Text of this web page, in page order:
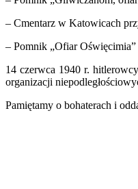
– Cmentarz w Katowicach
– Pomnik „Ofiar
14 czerwca 1940 r.
organizacji
Pamiętamy o bohaterach i